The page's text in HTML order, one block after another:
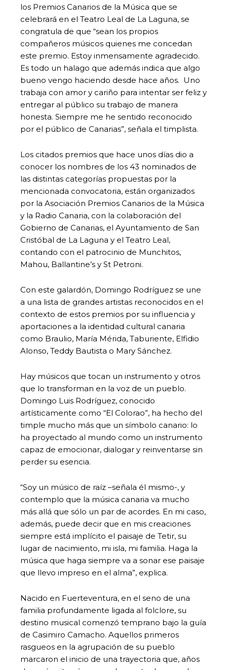
los Premios Canarios de la Música que se
celebrará en el Teatro Leal de La Laguna, se
congratula de que “sean los propios
compañeros músicos quienes me concedan
este premio. Estoy inmensamente agradecido.
Es todo un halago que además indica que algo
bueno vengo haciendo desde hace años. Uno
trabaja con amor y cariño para intentar ser feliz y
entregar al público su trabajo de manera
honesta. Siempre me he sentido reconocido
por el público de Canarias”, señala el timplista.
Los citados premios que hace unos días dio a
conocer los nombres de los 43 nominados de
las distintas categorías propuestas por la
mencionada convocatoria, están organizados
por la Asociación Premios Canarios de la Música
y la Radio Canaria, con la colaboración del
Gobierno de Canarias, el Ayuntamiento de San
Cristóbal de La Laguna y el Teatro Leal,
contando con el patrocinio de Munchitos,
Mahou, Ballantine’s y St Petroni.
Con este galardón, Domingo Rodríguez se une
a una lista de grandes artistas reconocidos en el
contexto de estos premios por su influencia y
aportaciones a la identidad cultural canaria
como Braulio, María Mérida, Taburiente, Elfidio
Alonso, Teddy Bautista o Mary Sánchez.
Hay músicos que tocan un instrumento y otros
que lo transforman en la voz de un pueblo.
Domingo Luis Rodríguez, conocido
artísticamente como “El Colorao”, ha hecho del
timple mucho más que un símbolo canario: lo
ha proyectado al mundo como un instrumento
capaz de emocionar, dialogar y reinventarse sin
perder su esencia.
“Soy un músico de raíz –señala él mismo-, y
contemplo que la música canaria va mucho
más allá que sólo un par de acordes. En mi caso,
además, puede decir que en mis creaciones
siempre está implícito el paisaje de Tetir, su
lugar de nacimiento, mi isla, mi familia. Haga la
música que haga siempre va a sonar ese paisaje
que llevo impreso en el alma”, explica.
Nacido en Fuerteventura, en el seno de una
familia profundamente ligada al folclore, su
destino musical comenzó temprano bajo la guía
de Casimiro Camacho. Aquellos primeros
rasgueos en la agrupación de su pueblo
marcaron el inicio de una trayectoria que, años